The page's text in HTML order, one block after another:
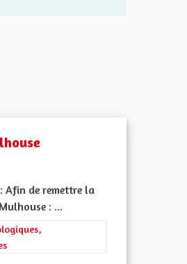
Afin de remettre la
: ...
: Les transitions énergétiques,